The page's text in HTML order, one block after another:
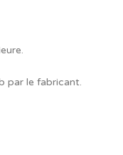
par le fabricant.